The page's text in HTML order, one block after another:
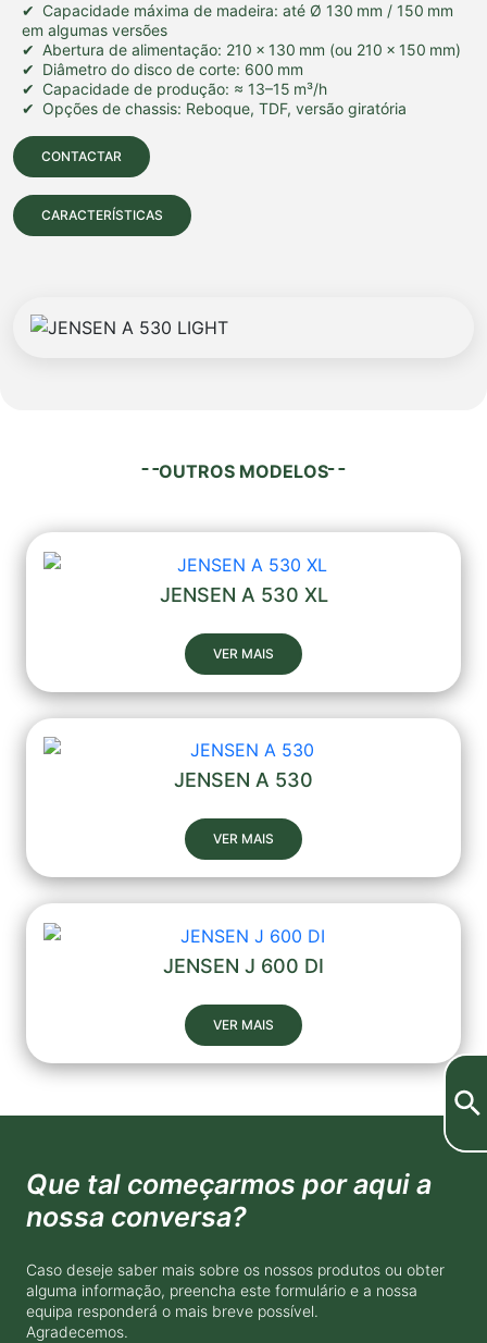
Capacidade máxima de madeira: até Ø 130 mm / 150 mm
em algumas versões
Abertura de alimentação: 210 × 130 mm (ou 210 × 150 mm)
Diâmetro do disco de corte: 600 mm
Capacidade de produção: ≈ 13–15 m³/h
Opções de chassis: Reboque, TDF, versão giratória
CONTACTAR
CARACTERÍSTICAS
OUTROS MODELOS
JENSEN A 530 XL
VER MAIS
JENSEN A 530
VER MAIS
JENSEN J 600 DI
VER MAIS
Que tal começarmos por aqui a
nossa conversa?
Caso deseje saber mais sobre os nossos produtos ou obter
alguma informação, preencha este formulário e a nossa
equipa responderá o mais breve possível.
Agradecemos.